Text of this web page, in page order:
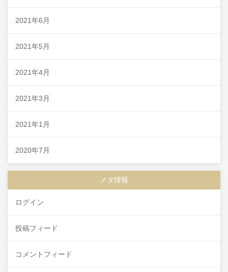
2021年6月
2021年5月
2021年4月
2021年3月
2021年1月
2020年7月
メタ情報
ログイン
投稿フィード
コメントフィード